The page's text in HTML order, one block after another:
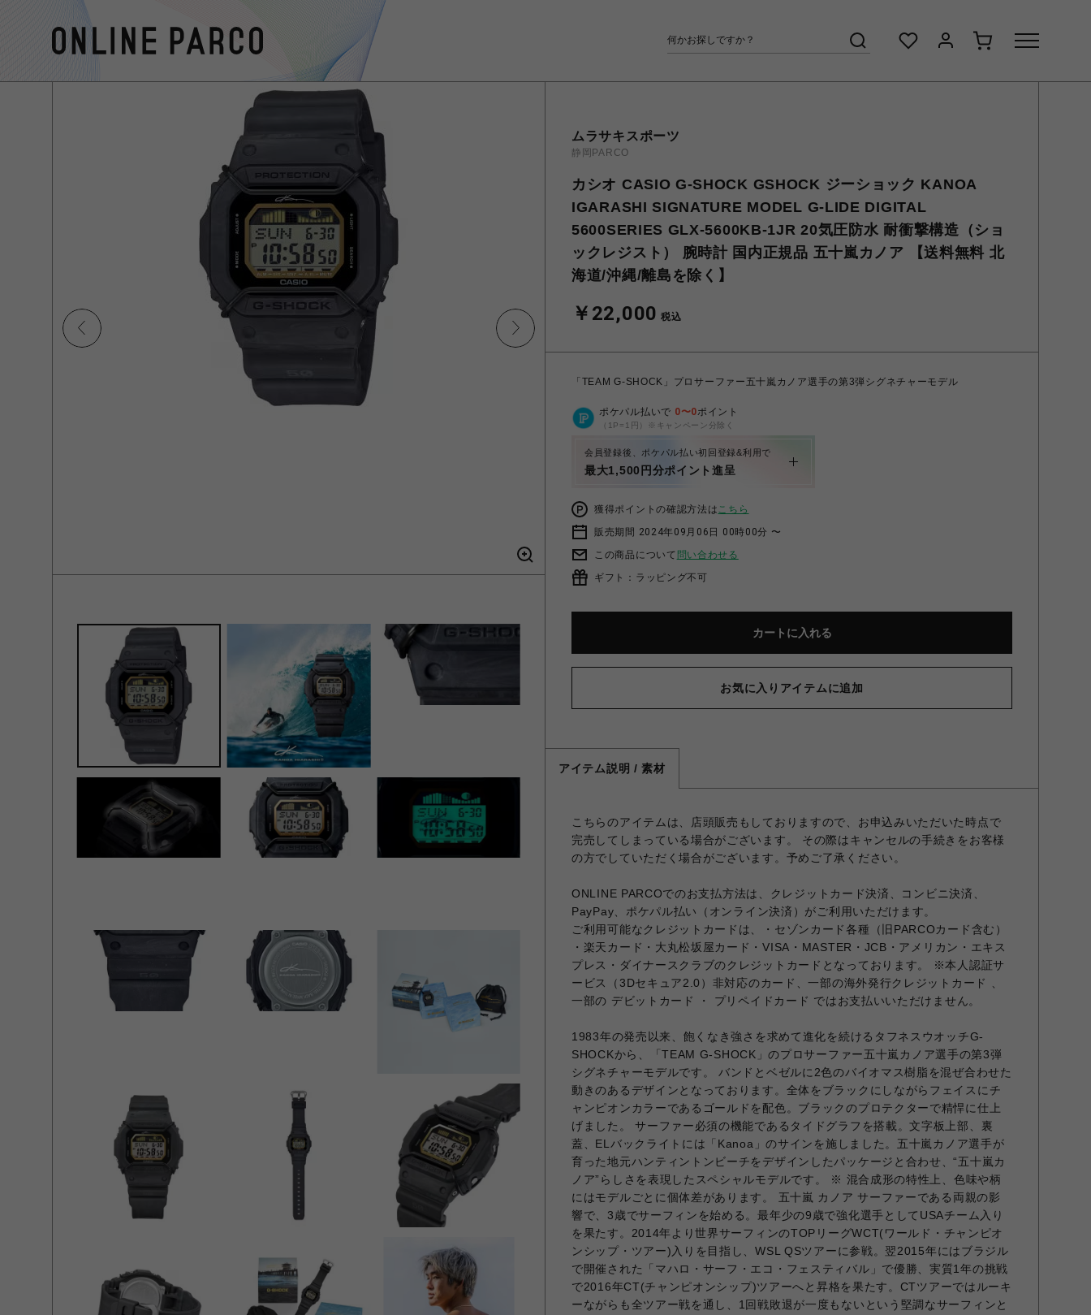
ムラサキスポーツ
静岡PARCO
カシオ CASIO G-SHOCK GSHOCK ジーショック KANOA
IGARASHI SIGNATURE MODEL G-LIDE DIGITAL
5600SERIES GLX-5600KB-1JR 20気圧防水 耐衝撃構造（ショ
ックレジスト） 腕時計 国内正規品 五十嵐カノア 【送料無料 北
海道/沖縄/離島を除く】
￥22,000 税込
「TEAM G-SHOCK」プロサーファー五十嵐カノア選手の第3弾シグネチャーモデル
ポケパル払いで 0〜0ポイント
（1P=1円）※キャンペーン分除く
会員登録後、ポケパル払い初回登録&利用で
最大1,500円分ポイント進呈
獲得ポイントの確認方法はこちら
販売期間 2024年09月06日 00時00分 〜
この商品について 問い合わせる
ギフト：ラッピング不可
カートに入れる
お気に入りアイテムに追加
アイテム説明 / 素材
こちらのアイテムは、店頭販売もしておりますので、お申込みいただいた時点で
完売してしまっている場合がございます。 その際はキャンセルの手続きをお客様
の方でしていただく場合がございます。予めご了承ください。
ONLINE PARCOでのお支払方法は、クレジットカード決済、コンビニ決済、
PayPay、ポケパル払い（オンライン決済）がご利用いただけます。
ご利用可能なクレジットカードは、・セゾンカード各種（旧PARCOカード含む）
・楽天カード・大丸松坂屋カード・VISA・MASTER・JCB・アメリカン・エキス
プレス・ダイナースクラブのクレジットカードとなっております。 ※本人認証サ
ービス（3Dセキュア2.0）非対応のカード、一部の海外発行クレジットカード 、
一部の デビットカード ・ プリペイドカード ではお支払いいただけません。
1983年の発売以来、飽くなき強さを求めて進化を続けるタフネスウオッチG-
SHOCKから、「TEAM G-SHOCK」のプロサーファー五十嵐カノア選手の第3弾
シグネチャーモデルです。 バンドとベゼルに2色のバイオマス樹脂を混ぜ合わせた
動きのあるデザインとなっております。全体をブラックにしながらフェイスにチ
ャンピオンカラーであるゴールドを配色。ブラックのプロテクターで精悍に仕上
げました。 サーファー必須の機能であるタイドグラフを搭載。文字板上部、裏
蓋、ELバックライトには「Kanoa」のサインを施しました。五十嵐カノア選手が
育った地元ハンティントンビーチをデザインしたパッケージと合わせ、“五十嵐カ
ノア”らしさを表現したスペシャルモデルです。 ※ 混合成形の特性上、色味や柄
にはモデルごとに個体差があります。 五十嵐 カノア サーファーである両親の影
響で、3歳でサーフィンを始める。最年少の9歳で強化選手としてUSAチーム入り
を果たす。2014年より世界サーフィンのTOPリーグWCT(ワールド・チャンピオ
ンシップ・ツアー)入りを目指し、WSL QSツアーに参戦。翌2015年にはブラジル
で開催された「マハロ・サーフ・エコ・フェスティバル」で優勝、実質1年の挑戦
で2016年CT(チャンピオンシップ)ツアーへと昇格を果たす。CTツアーではルーキ
ーながらも全ツアー戦を通し、1回戦敗退が一度もないという堅調なサーフィンと